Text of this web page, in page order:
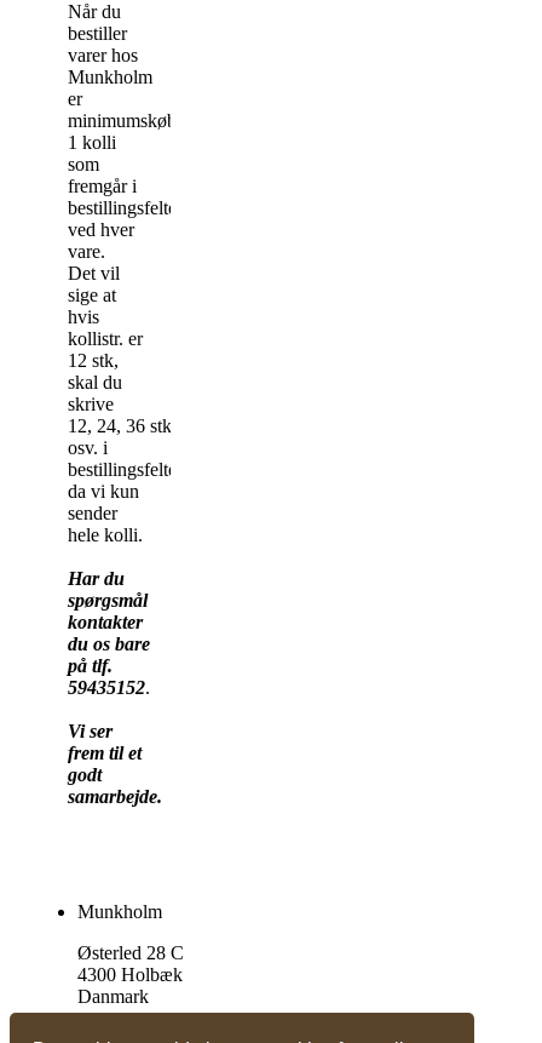
Når du
bestiller
varer hos
Munkholm
er
minimumskøbet
1 kolli
som
fremgår i
bestillingsfeltet
ved hver
vare.
Det vil
sige at
hvis
kollistr. er
12 stk,
skal du
skrive
12, 24, 36 stk
osv. i
bestillingsfeltet,
da vi kun
sender
hele kolli.
Har du
spørgsmål
kontakter
du os bare
på tlf.
59435152.
Vi ser
frem til et
godt
samarbejde.
Munkholm
Østerled 28 C
4300 Holbæk
Danmark
Tlf. +45 59 43 51 52